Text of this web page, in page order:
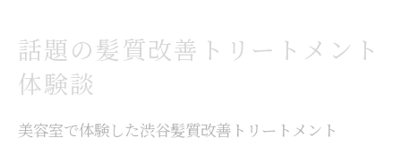
話題の髪質改善トリートメント
体験談
美容室で体験した渋谷髪質改善トリートメント